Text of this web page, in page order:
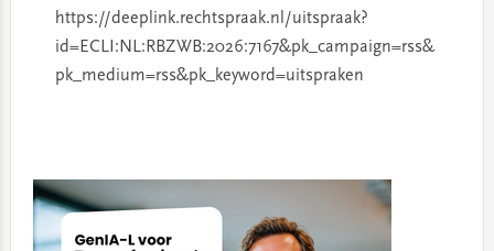
https://deeplink.rechtspraak.nl/uitspraak?
id=ECLI:NL:RBZWB:2026:7167&pk_campaign=rss&
pk_medium=rss&pk_keyword=uitspraken
Sidebar